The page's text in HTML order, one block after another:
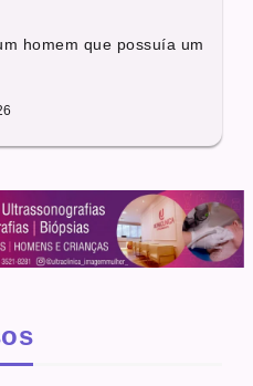
homem que possuía um